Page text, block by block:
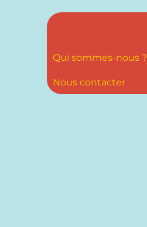
Qui sommes-nous ?
Nous contacter